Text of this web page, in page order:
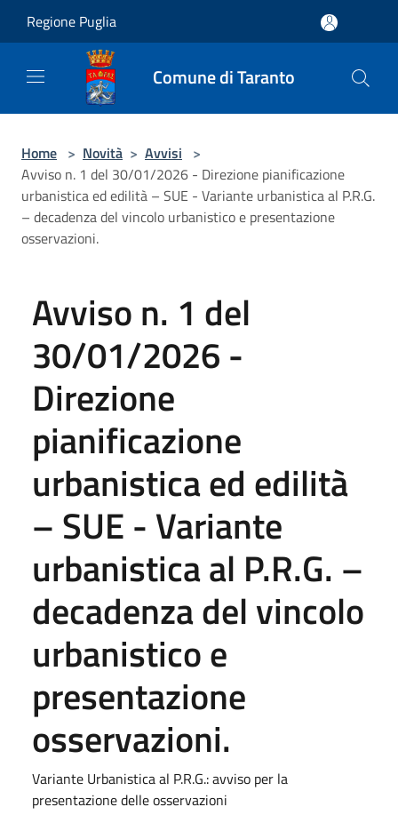
Regione Puglia
Comune di Taranto
Home > Novità > Avvisi >
Avviso n. 1 del 30/01/2026 - Direzione pianificazione
urbanistica ed edilità – SUE - Variante urbanistica al P.R.G.
– decadenza del vincolo urbanistico e presentazione
osservazioni.
Avviso n. 1 del
30/01/2026 -
Direzione
pianificazione
urbanistica ed edilità
– SUE - Variante
urbanistica al P.R.G. –
decadenza del vincolo
urbanistico e
presentazione
osservazioni.
Variante Urbanistica al P.R.G.: avviso per la
presentazione delle osservazioni